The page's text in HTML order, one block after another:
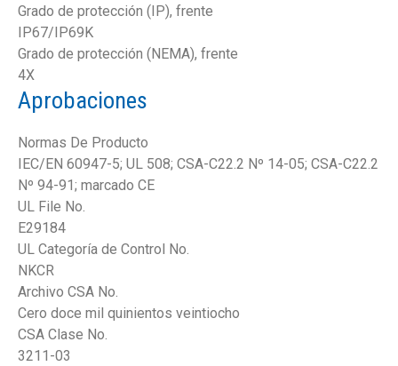
Grado de protección (IP), frente
IP67/IP69K
Grado de protección (NEMA), frente
4X
Aprobaciones
Normas De Producto
IEC/EN 60947-5; UL 508; CSA-C22.2 Nº 14-05; CSA-C22.2
Nº 94-91; marcado CE
UL File No.
E29184
UL Categoría de Control No.
NKCR
Archivo CSA No.
Cero doce mil quinientos veintiocho
CSA Clase No.
3211-03